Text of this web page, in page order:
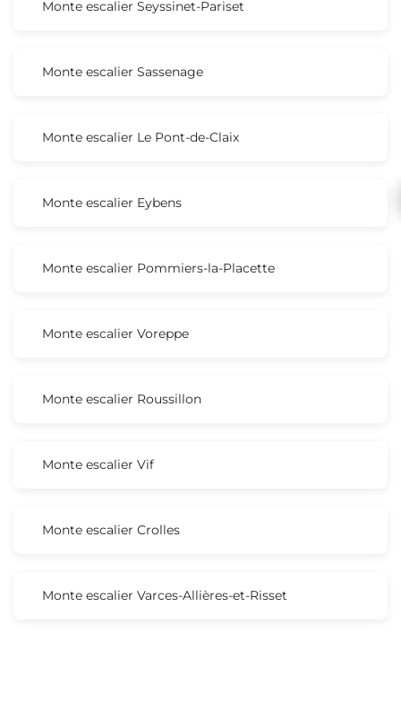
Monte escalier Seyssinet-Pariset
Monte escalier Sassenage
Monte escalier Le Pont-de-Claix
Monte escalier Eybens
Monte escalier Pommiers-la-Placette
Monte escalier Voreppe
Monte escalier Roussillon
Monte escalier Vif
Monte escalier Crolles
Monte escalier Varces-Allières-et-Risset